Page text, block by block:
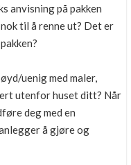
anvisning på pakken
til å renne ut? Det er
uenig med maler,
utenfor huset ditt? Når
deg med en
å gjøre og